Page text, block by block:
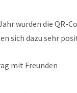
wurden die QR-
sich dazu sehr
mit Freunden